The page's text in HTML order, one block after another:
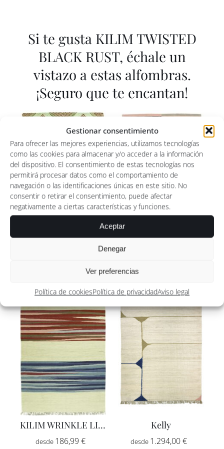
Gestionar consentimiento
Para ofrecer las mejores experiencias, utilizamos tecnologías
como las cookies para almacenar y/o acceder a la información
del dispositivo. El consentimiento de estas tecnologías nos
permitirá procesar datos como el comportamiento de
navegación o las identificaciones únicas en este sitio. No
consentir o retirar el consentimiento, puede afectar
negativamente a ciertas características y funciones.
Aceptar
Denegar
Ver preferencias
Política de cookiesPolítica de privacidadAviso legal
Si te gusta KILIM TWISTED
BLACK RUST, échale un
vistazo a estas alfombras.
¡Seguro que te encantan!
de
precios:
desde
1.100,00 €
hasta
1.620,00 €
precios:
desde
295,00 €
hasta
KILIM WRINKLE LIGHT
186,99€
Kelly
1.294,00€